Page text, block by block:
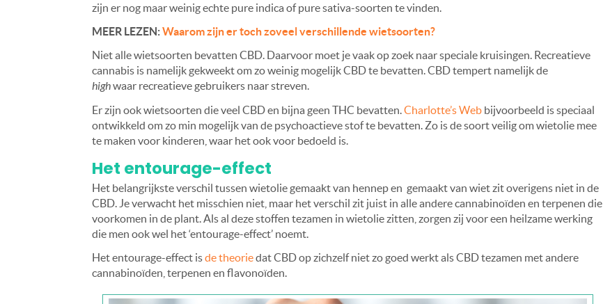
zijn er nog maar weinig echte pure indica of pure sativa-soorten te vinden.
MEER LEZEN:Waarom zijn er toch zoveel verschillende wietsoorten?
Niet alle wietsoorten bevatten CBD. Daarvoor moet je vaak op zoek naar speciale kruisingen. Recreatieve
cannabis is namelijk gekweekt om zo weinig mogelijk CBD te bevatten. CBD tempert namelijk de
highwaar recreatieve gebruikers naar streven.
Er zijn ook wietsoorten die veel CBD en bijna geen THC bevatten. Charlotte’s Web bijvoorbeeld is speciaal
ontwikkeld om zo min mogelijk van de psychoactieve stof te bevatten. Zo is de soort veilig om wietolie mee
te maken voor kinderen, waar het ook voor bedoeld is.
Het entourage-effect
Het belangrijkste verschil tussen wietolie gemaakt van hennep en gemaakt van wiet zit overigens niet in de
CBD. Je verwacht het misschien niet, maar het verschil zit juist in alle andere cannabinoïden en terpenen die
voorkomen in de plant. Als al deze stoffen tezamen in wietolie zitten, zorgen zij voor een heilzame werking
die men ook wel het ‘entourage-effect’ noemt.
Het entourage-effect isde theoriedat CBD op zichzelf niet zo goed werkt als CBD tezamen met andere
cannabinoïden, terpenen en flavonoïden.